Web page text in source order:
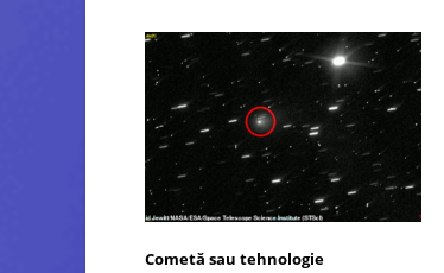
Cometă sau tehnologie